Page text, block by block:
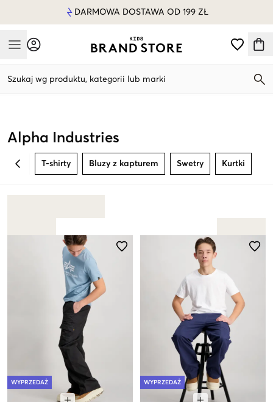
DARMOWA DOSTAWA OD 199 ZŁ
Mobile Menu
Szukaj wg produktu, kategorii lub marki
Alpha Industries
BACK T-shirty Bluzy z kapturem Swetry Kurtki
WYPRZEDAŻ WYPRZEDAŻ